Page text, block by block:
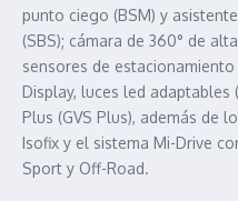
punto ciego (BSM) y
(SBS); cámara de 360° de
sensores de
Display, luces led adaptables
Plus (GVS Plus), además de
Isofix y el sistema Mi-Drive
Sport y Off-Road.